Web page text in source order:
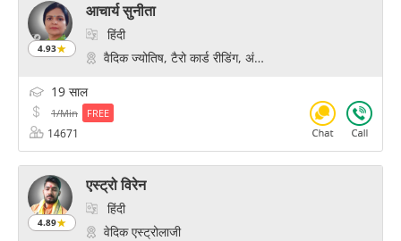
4.93
आचार्य सुनीता
हिंदी
वैदिक ज्योतिष, टैरो कार्ड रीडिंग, अंक ज्योतिष, प्रश्न, प्रेम और विवाह के मंत्र, चक्र हीलिंग, पिछले जन्म की स्मृति
19 साल
1/Min FREE
14671
4.89
एस्ट्रो विरेन
हिंदी
वेदिक एस्ट्रोलाजी